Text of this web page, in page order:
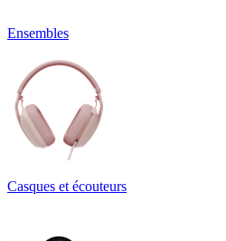
Ensembles
Casques et écouteurs